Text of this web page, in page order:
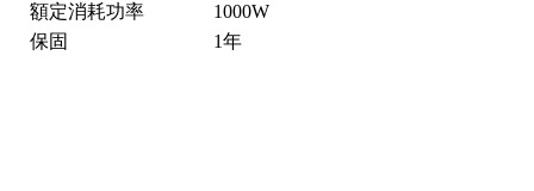
額定消耗功率
1000W
保固
1年